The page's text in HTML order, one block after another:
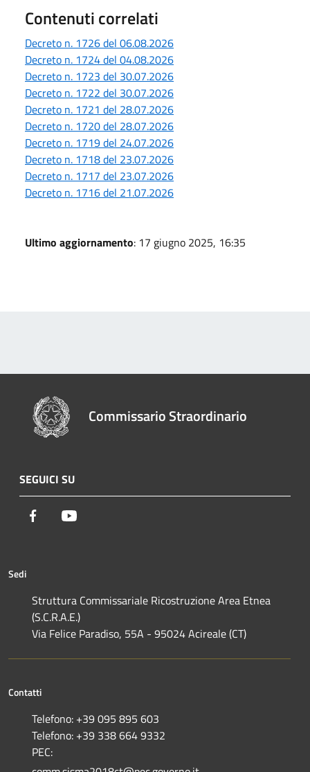
Contenuti correlati
Decreto n. 1726 del 06.08.2026
Decreto n. 1724 del 04.08.2026
Decreto n. 1723 del 30.07.2026
Decreto n. 1722 del 30.07.2026
Decreto n. 1721 del 28.07.2026
Decreto n. 1720 del 28.07.2026
Decreto n. 1719 del 24.07.2026
Decreto n. 1718 del 23.07.2026
Decreto n. 1717 del 23.07.2026
Decreto n. 1716 del 21.07.2026
Ultimo aggiornamento: 17 giugno 2025, 16:35
Commissario Straordinario
SEGUICI SU
Facebook
Sedi
Struttura Commissariale Ricostruzione Area Etnea
(S.C.R.A.E.)
Via Felice Paradiso, 55A - 95024 Acireale (CT)
Contatti
Telefono: +39 095 895 603
Telefono: +39 338 664 9332
PEC: